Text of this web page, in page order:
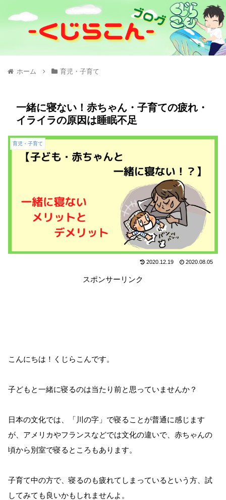
ホーム 育児・子育て
一緒に寝ない！赤ちゃん・子育ての疲れ・
イライラの原因は睡眠不足
育児・子育て
2020.12.19 2020.08.05
スポンサーリンク
こんにちは！くじらこんです。
子どもと一緒に寝るのは当たり前と思っていませんか？
日本の文化では、「川の字」で寝ることが普通に感じます
が、アメリカやフランスなどでは文化の違いで、赤ちゃんの
頃から別室で寝るところもあります。
子育て中の方で、寝るのも疲れてしまっているという方、試
してみても良いかもしれませんよ。